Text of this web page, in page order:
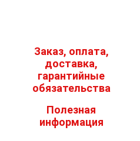
Заказ, оплата,
доставка,
гарантийные
обязательства
Полезная
информация